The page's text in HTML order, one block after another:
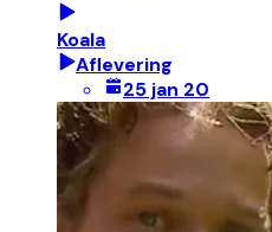
Koala
Aflevering
25 jan 20